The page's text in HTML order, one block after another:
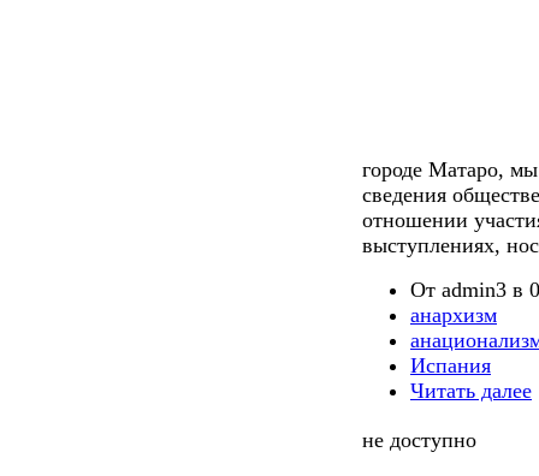
городе Матаро,
сведения
отношении
выступлениях,
От admin3 в
анархизм
Испания
Читать далее
не доступно